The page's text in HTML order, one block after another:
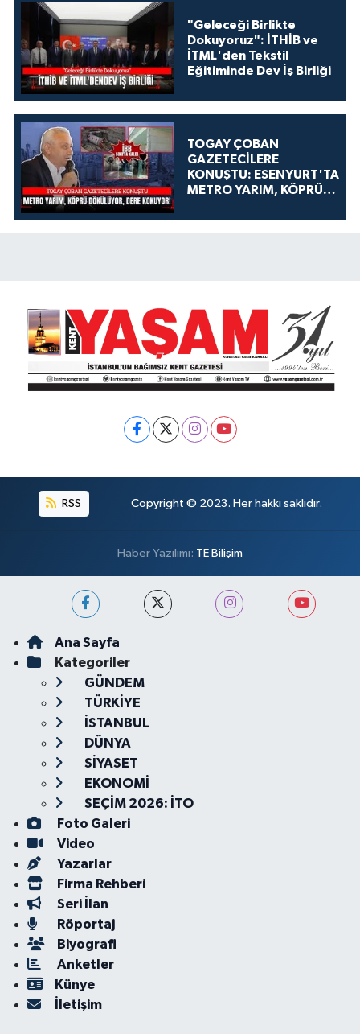
"Geleceği Birlikte
Dokuyoruz": İTHİB ve
İTML'den Tekstil
Eğitiminde Dev İş Birliği
TOGAY ÇOBAN
GAZETECİLERE
KONUŞTU: ESENYURT'TA
METRO YARIM, KÖPRÜ
KOKUYOR!
RSS Copyright © 2023. Her hakkı saklıdır.
Haber Yazılımı: TE Bilişim
Ana Sayfa
Kategoriler
GÜNDEM
TÜRKİYE
İSTANBUL
DÜNYA
SİYASET
EKONOMİ
SEÇİM 2026: İTO
Foto Galeri
Video
Yazarlar
Firma Rehberi
Seri İlan
Röportaj
Biyografi
Anketler
Künye
İletişim